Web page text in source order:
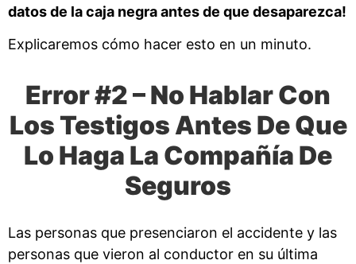
datos de la caja negra antes de que desaparezca!
Explicaremos cómo hacer esto en un minuto.
Error #2 – No Hablar Con
Los Testigos Antes De Que
Lo Haga La Compañía De
Seguros
Las personas que presenciaron el accidente y las
personas que vieron al conductor en su última